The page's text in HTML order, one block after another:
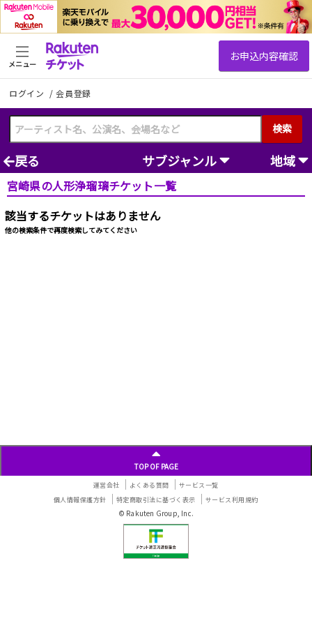
ログイン /会員登録
検索
メニュー
戻る サブジャンル 地域
宮崎県の人形浄瑠璃チケット一覧
該当するチケットはありません
他の検索条件で再度検索してみてください
TOP OF PAGE
運営会社 よくある質問
サービス一覧
個人情報保護方針
特定商取引法に基づく表示 サービス利用規約
© Rakuten Group, Inc.